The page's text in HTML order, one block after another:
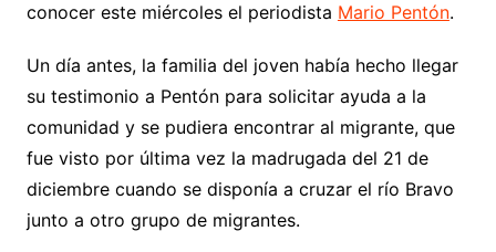
conocer este miércoles el periodista Mario Pentón.
Un día antes, la familia del joven había hecho llegar
su testimonio a Pentón para solicitar ayuda a la
comunidad y se pudiera encontrar al migrante, que
fue visto por última vez la madrugada del 21 de
diciembre cuando se disponía a cruzar el río Bravo
junto a otro grupo de migrantes.